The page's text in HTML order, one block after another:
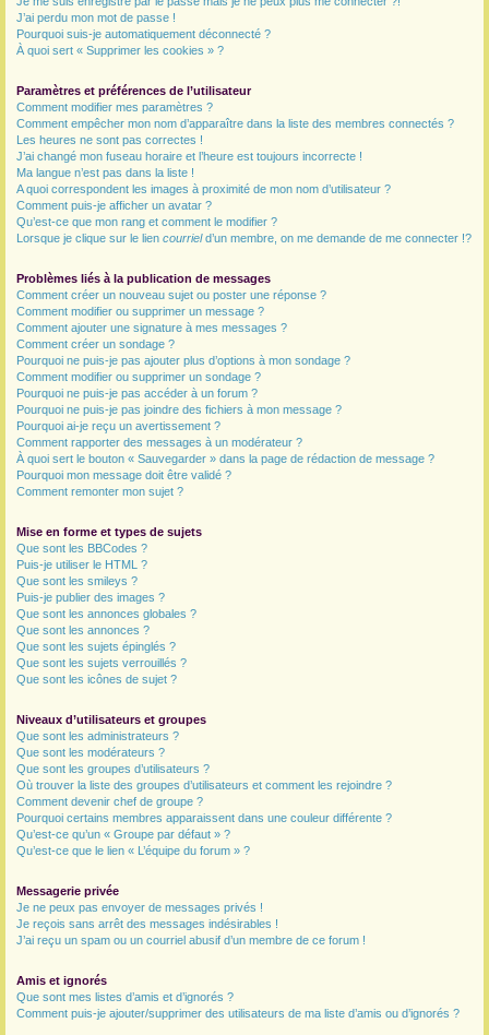
J’ai perdu mon mot de passe !
Pourquoi suis-je automatiquement déconnecté ?
À quoi sert « Supprimer les cookies » ?
Paramètres et préférences de l’utilisateur
Comment modifier mes paramètres ?
Comment empêcher mon nom d’apparaître dans la liste des membres connectés ?
Les heures ne sont pas correctes !
J’ai changé mon fuseau horaire et l’heure est toujours incorrecte !
Ma langue n’est pas dans la liste !
A quoi correspondent les images à proximité de mon nom d’utilisateur ?
Comment puis-je afficher un avatar ?
Qu’est-ce que mon rang et comment le modifier ?
Lorsque je clique sur le lien courrield’un membre, on me demande de me connecter !?
Problèmes liés à la publication de messages
Comment créer un nouveau sujet ou poster une réponse ?
Comment modifier ou supprimer un message ?
Comment ajouter une signature à mes messages ?
Comment créer un sondage ?
Pourquoi ne puis-je pas ajouter plus d’options à mon sondage ?
Comment modifier ou supprimer un sondage ?
Pourquoi ne puis-je pas accéder à un forum ?
Pourquoi ne puis-je pas joindre des fichiers à mon message ?
Pourquoi ai-je reçu un avertissement ?
Comment rapporter des messages à un modérateur ?
À quoi sert le bouton « Sauvegarder » dans la page de rédaction de message ?
Pourquoi mon message doit être validé ?
Comment remonter mon sujet ?
Mise en forme et types de sujets
Que sont les BBCodes ?
Puis-je utiliser le HTML ?
Que sont les smileys ?
Puis-je publier des images ?
Que sont les annonces globales ?
Que sont les annonces ?
Que sont les sujets épinglés ?
Que sont les sujets verrouillés ?
Que sont les icônes de sujet ?
Niveaux d’utilisateurs et groupes
Que sont les administrateurs ?
Que sont les modérateurs ?
Que sont les groupes d’utilisateurs ?
Où trouver la liste des groupes d’utilisateurs et comment les rejoindre ?
Comment devenir chef de groupe ?
Pourquoi certains membres apparaissent dans une couleur différente ?
Qu’est-ce qu’un « Groupe par défaut » ?
Qu’est-ce que le lien « L’équipe du forum » ?
Messagerie privée
Je ne peux pas envoyer de messages privés !
Je reçois sans arrêt des messages indésirables !
J’ai reçu un spam ou un courriel abusif d’un membre de ce forum !
Amis et ignorés
Que sont mes listes d’amis et d’ignorés ?
Comment puis-je ajouter/supprimer des utilisateurs de ma liste d’amis ou d’ignorés ?